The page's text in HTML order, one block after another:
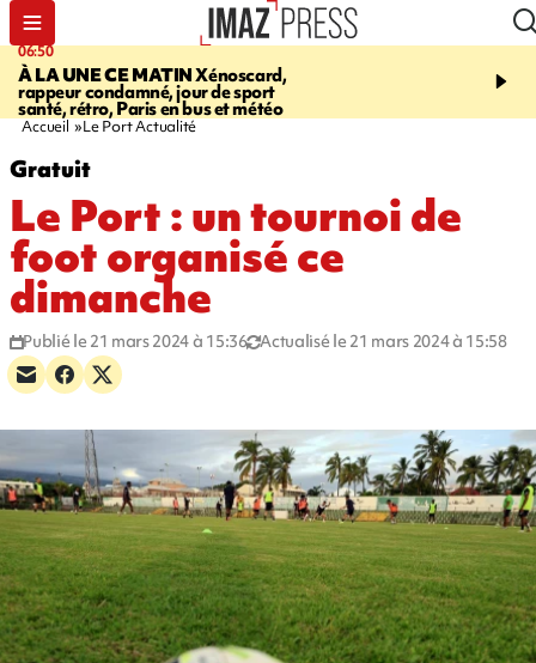
06:50
À LA UNE CE MATINXénoscard,
rappeur condamné, jour de sport
santé, rétro, Paris en bus et météo
08:53
Jour de
2026 - bouger,
Accueil Le Port Actualité
Gratuit
Le Port : un tournoi de
foot organisé ce
dimanche
Publié le 21 mars 2024 à 15:36 Actualisé le 21 mars 2024 à 15:58